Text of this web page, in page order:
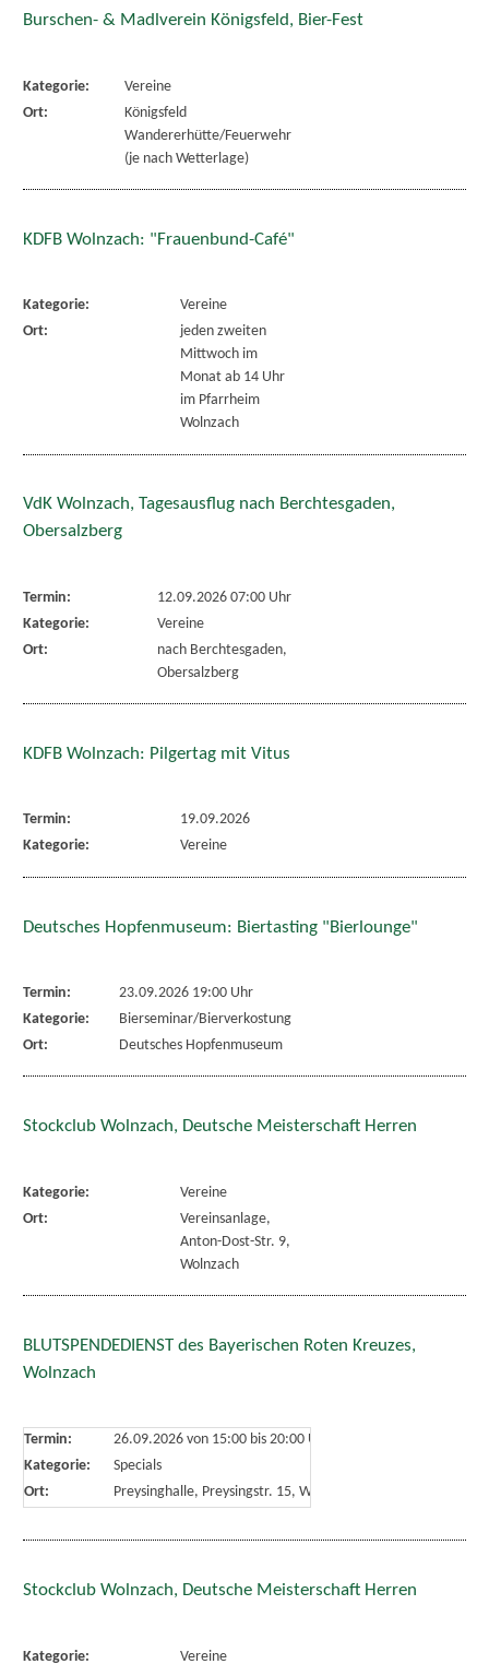
Burschen- & Madlverein Königsfeld, Bier-Fest
Kategorie:
Vereine
Ort:
Königsfeld
Wandererhütte/Feuerwehr
(je nach Wetterlage)
KDFB Wolnzach: "Frauenbund-Café"
Kategorie:
Vereine
Ort:
jeden zweiten
Mittwoch im
Monat ab 14 Uhr
im Pfarrheim
Wolnzach
VdK Wolnzach, Tagesausflug nach Berchtesgaden,
Obersalzberg
Termin:
12.09.2026 07:00 Uhr
Kategorie:
Vereine
Ort:
nach Berchtesgaden,
Obersalzberg
KDFB Wolnzach: Pilgertag mit Vitus
Termin:
19.09.2026
Kategorie:
Vereine
Deutsches Hopfenmuseum: Biertasting "Bierlounge"
Termin:
23.09.2026 19:00 Uhr
Kategorie:
Bierseminar/Bierverkostung
Ort:
Deutsches Hopfenmuseum
Stockclub Wolnzach, Deutsche Meisterschaft Herren
Kategorie:
Vereine
Ort:
Vereinsanlage,
Anton-Dost-Str. 9,
Wolnzach
BLUTSPENDEDIENST des Bayerischen Roten Kreuzes,
Wolnzach
Termin: 26.09.2026 von 15:00bis 20:00 Uhr
Kategorie:
Specials
Ort:
Preysinghalle, Preysingstr. 15, Wolnzach
Stockclub Wolnzach, Deutsche Meisterschaft Herren
Kategorie:
Vereine